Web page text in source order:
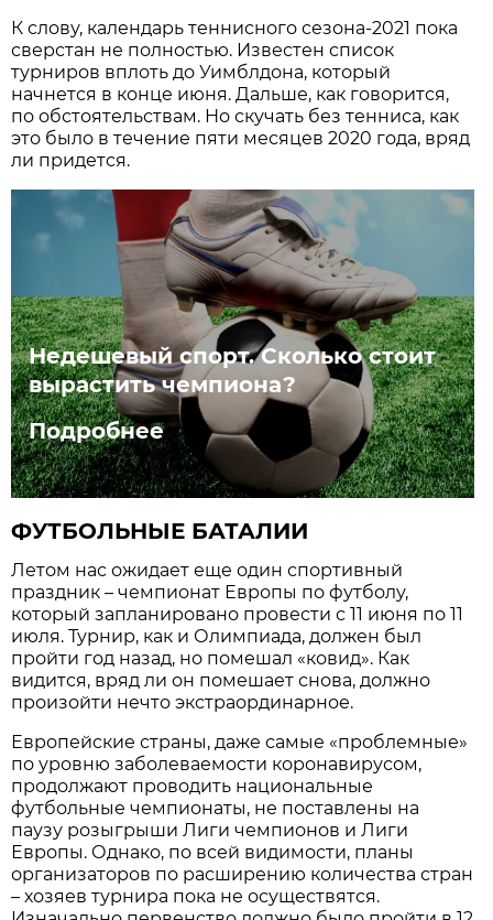
К слову, календарь теннисного сезона-2021 пока
сверстан не полностью. Известен список
турниров вплоть до Уимблдона, который
начнется в конце июня. Дальше, как говорится,
по обстоятельствам. Но скучать без тенниса, как
это было в течение пяти месяцев 2020 года, вряд
ли придется.
Недешевый спорт. Сколько стоит
вырастить чемпиона?
Подробнее
ФУТБОЛЬНЫЕ БАТАЛИИ
Летом нас ожидает еще один спортивный
праздник – чемпионат Европы по футболу,
который запланировано провести с 11 июня по 11
июля. Турнир, как и Олимпиада, должен был
пройти год назад, но помешал «ковид». Как
видится, вряд ли он помешает снова, должно
произойти нечто экстраординарное.
Европейские страны, даже самые «проблемные»
по уровню заболеваемости коронавирусом,
продолжают проводить национальные
футбольные чемпионаты, не поставлены на
паузу розыгрыши Лиги чемпионов и Лиги
Европы. Однако, по всей видимости, планы
организаторов по расширению количества стран
– хозяев турнира пока не осуществятся.